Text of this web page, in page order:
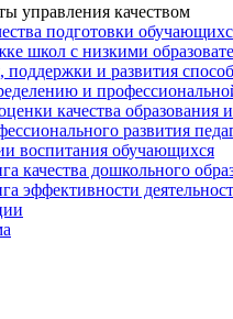
управления качеством
подготовки
школ с низкими
и развития
и
качества образования
развития
воспитания обучающихся
качества дошкольного
эффективности